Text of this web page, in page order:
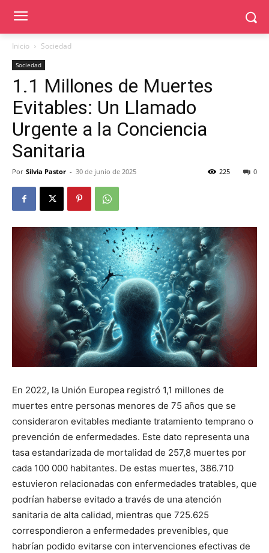
Inicio Sociedad
Sociedad
1.1 Millones de Muertes
Evitables: Un Llamado
Urgente a la Conciencia
Sanitaria
Por Silvia Pastor - 30 de junio de 2025 0
225
En 2022, la Unión Europea registró 1,1 millones de
muertes entre personas menores de 75 años que se
consideraron evitables mediante tratamiento temprano o
prevención de enfermedades. Este dato representa una
tasa estandarizada de mortalidad de 257,8 muertes por
cada 100 000 habitantes. De estas muertes, 386.710
estuvieron relacionadas con enfermedades tratables, que
podrían haberse evitado a través de una atención
sanitaria de alta calidad, mientras que 725.625
correspondieron a enfermedades prevenibles, que
habrían podido evitarse con intervenciones efectivas de